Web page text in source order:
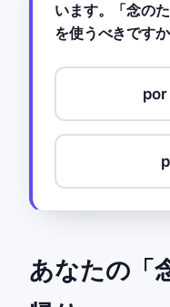
います。「念の
を使うべきです
あなたの「